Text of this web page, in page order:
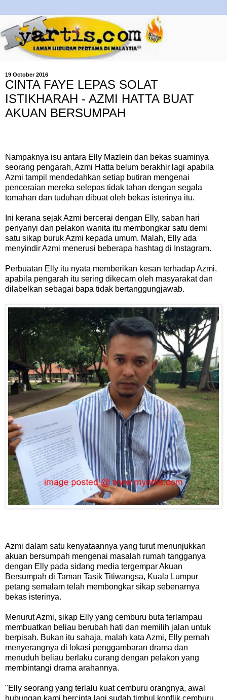
19 October 2016
CINTA FAYE LEPAS SOLAT
ISTIKHARAH - AZMI HATTA BUAT
AKUAN BERSUMPAH
Nampaknya isu antara Elly Mazlein dan bekas suaminya
seorang pengarah, Azmi Hatta belum berakhir lagi apabila
Azmi tampil mendedahkan setiap butiran mengenai
penceraian mereka selepas tidak tahan dengan segala
tomahan dan tuduhan dibuat oleh bekas isterinya itu.
Ini kerana sejak Azmi bercerai dengan Elly, saban hari
penyanyi dan pelakon wanita itu membongkar satu demi
satu sikap buruk Azmi kepada umum. Malah, Elly ada
menyindir Azmi menerusi beberapa hashtag di Instagram.
Perbuatan Elly itu nyata memberikan kesan terhadap Azmi,
apabila pengarah itu sering dikecam oleh masyarakat dan
dilabelkan sebagai bapa tidak bertanggungjawab.
Azmi dalam satu kenyataannya yang turut menunjukkan
akuan bersumpah mengenai masalah rumah tangganya
dengan Elly pada sidang media tergempar Akuan
Bersumpah di Taman Tasik Titiwangsa, Kuala Lumpur
petang semalam telah membongkar sikap sebenarnya
bekas isterinya.
Menurut Azmi, sikap Elly yang cemburu buta terlampau
membuatkan beliau berubah hati dan memilih jalan untuk
berpisah. Bukan itu sahaja, malah kata Azmi, Elly pernah
menyerangnya di lokasi penggambaran drama dan
menuduh beliau berlaku curang dengan pelakon yang
membintangi drama arahannya.
"Elly seorang yang terlalu kuat cemburu orangnya, awal
hubungan kami bercinta lagi sudah timbul konflik cemburu